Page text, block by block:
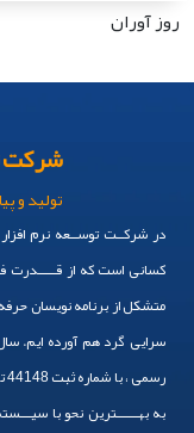
روز آوران
شرکت
تولید و
در شرکــت توســعه نرم
کسانی است که از قـــــدرت
متشکل از برنامه نویسان
به بهــــــترین نحو با